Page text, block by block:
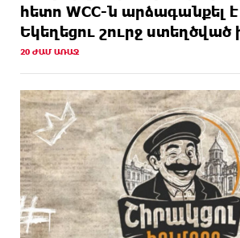
հետո WCC-ն արձագանքել է
Եկեղեցու շուրջ
20 ԺԱՄ ԱՌԱՋ